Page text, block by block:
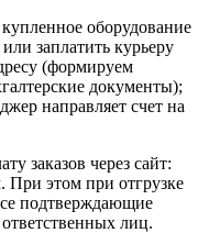
оборудование
заплатить курьеру
(формируем
документы);
направляет счет на
заказов через сайт:
При этом при отгрузке
подтверждающие
лиц.